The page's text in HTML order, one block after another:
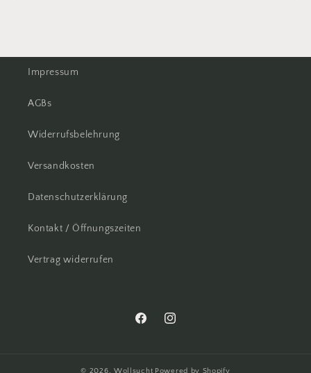
Impressum
AGBs
Widerrufsbelehrung
Versandkosten
Datenschutzerklärung
Kontakt / Öffnungszeiten
Vertrag widerrufen
FacebookInstagram
© 2026, Wollsucht Powered by Shopify